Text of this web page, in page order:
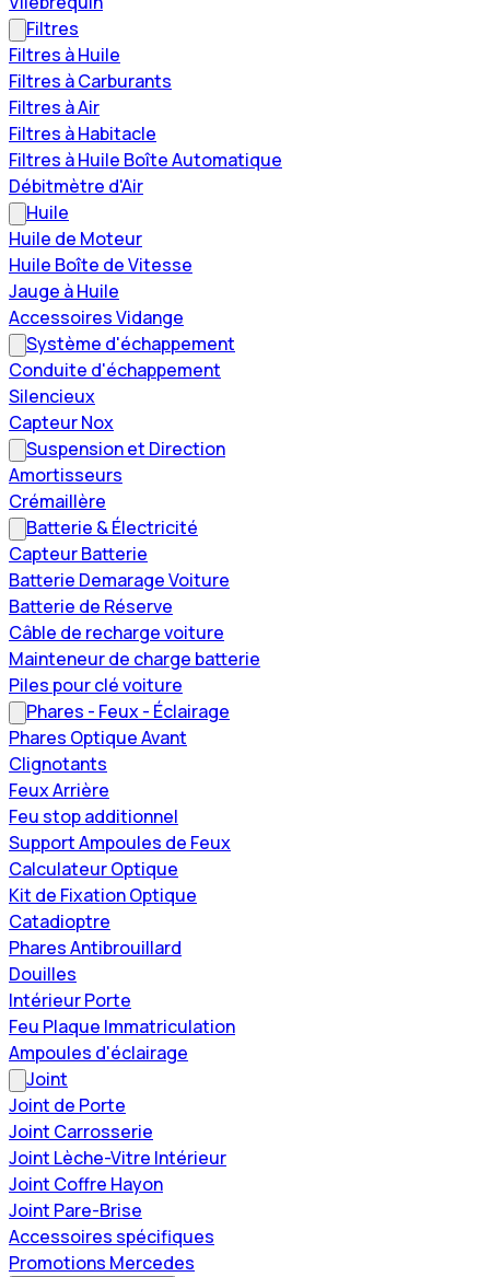
Filtres
Filtres à Huile
Filtres à Carburants
Filtres à Air
Filtres à Habitacle
Filtres à Huile Boîte Automatique
Débitmètre d'Air
Huile
Huile de Moteur
Huile Boîte de Vitesse
Jauge à Huile
Accessoires Vidange
Système d'échappement
Conduite d'échappement
Silencieux
Capteur Nox
Suspension et Direction
Amortisseurs
Crémaillère
Batterie & Électricité
Capteur Batterie
Batterie Demarage Voiture
Batterie de Réserve
Câble de recharge voiture
Mainteneur de charge batterie
Piles pour clé voiture
Phares - Feux - Éclairage
Phares Optique Avant
Clignotants
Feux Arrière
Feu stop additionnel
Support Ampoules de Feux
Calculateur Optique
Kit de Fixation Optique
Catadioptre
Phares Antibrouillard
Douilles
Intérieur Porte
Feu Plaque Immatriculation
Ampoules d'éclairage
Joint
Joint de Porte
Joint Carrosserie
Joint Lèche-Vitre Intérieur
Joint Coffre Hayon
Joint Pare-Brise
Accessoires spécifiques
Promotions Mercedes